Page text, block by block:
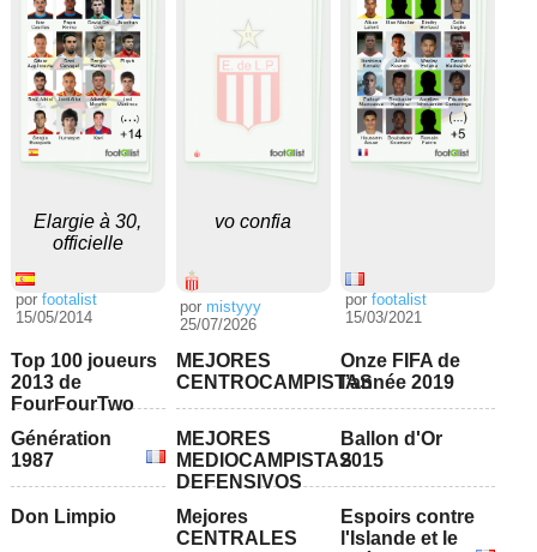
Elargie à 30,
officielle
por footalist
15/05/2014
Top 100 joueurs
2013 de
FourFourTwo
Génération
1987
Don Limpio
vo confia
por mistyyy
25/07/2026
MEJORES
CENTROCAMPISTAS
MEJORES
MEDIOCAMPISTAS
DEFENSIVOS
Mejores
CENTRALES
porfootalist
15/03/2021
Onze FIFA de
l’année 2019
Ballon d'Or
2015
Espoirs contre
l'Islande et le